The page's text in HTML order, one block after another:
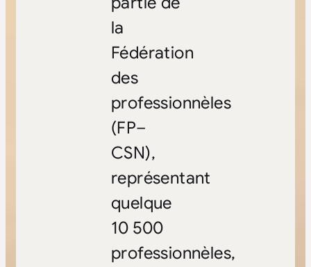
la
Fédération
des
professionnèles
(FP–
CSN),
représentant
quelque
10 500
professionnèles,